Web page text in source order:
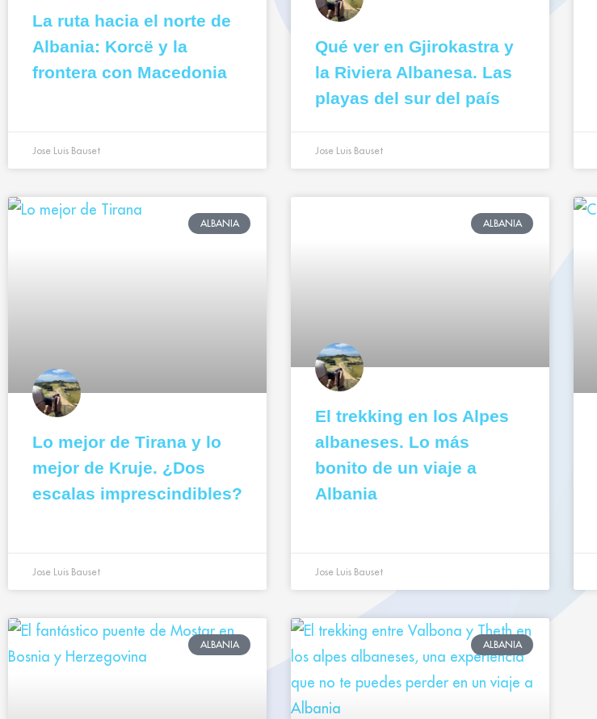
La ruta hacia el norte de
Albania: Korcë y la
frontera con Macedonia
Jose Luis Bauset
Qué ver en Gjirokastra y
la Riviera Albanesa. Las
playas del sur del país
Jose Luis Bauset
ALBANIA
Lo mejor de Tirana y lo
mejor de Kruje. ¿Dos
escalas imprescindibles?
Jose Luis Bauset
ALBANIA
El trekking en los Alpes
albaneses. Lo más
bonito de un viaje a
Albania
Jose Luis Bauset
ALBANIA ALBANIA